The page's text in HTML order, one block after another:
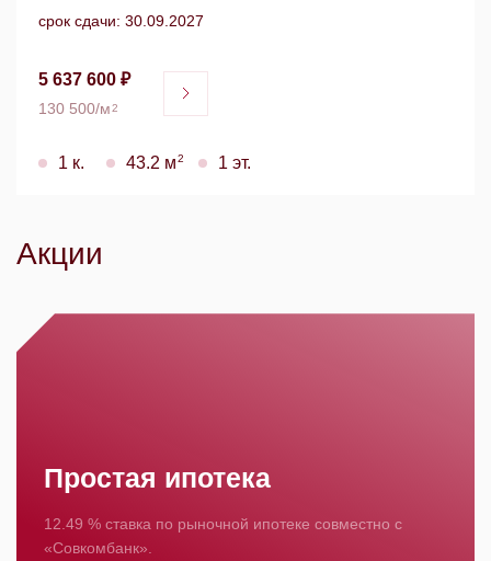
срок сдачи: 30.09.2027
5 637 600 ₽
130 500/м2
1 к. 43.2 м2 1 эт.
Акции
Простая ипотека
12.49 % ставка по рыночной ипотеке совместно с
«Совкомбанк».